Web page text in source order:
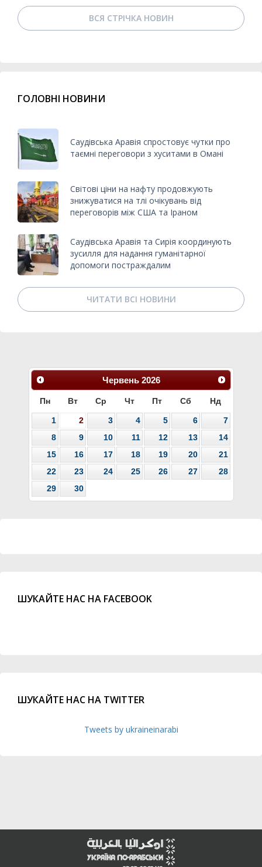
ВСЯ СТРІЧКА НОВИН
ГОЛОВНІ НОВИНИ
Саудівська Аравія спростовує чутки про
таємні переговори з хуситами в Омані
Світові ціни на нафту продовжують
знижуватися на тлі очікувань від
переговорів між США та Іраном
Саудівська Аравія та Сирія координують
зусилля для надання гуманітарної
допомоги постраждалим
ЧИТАТИ ВСІ НОВИНИ
Червень 2026
Пн Вт Ср Чт Пт Сб Нд
1 2 3 4 5 6
7
8
9 10 11 12 13
14
15
16 17 18 19 20
21
22
23 24 25 26 27
28
29
30
ШУКАЙТЕ НАС НА FACEBOOK
ШУКАЙТЕ НАС НА TWITTER
Tweets by ukraineinarabi